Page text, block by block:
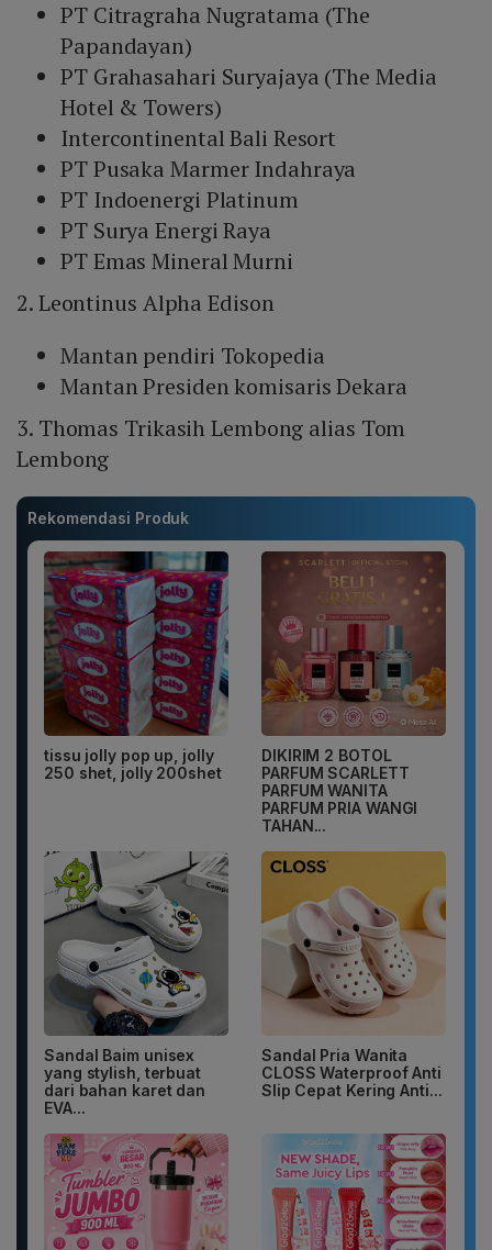
PT Citragraha Nugratama (The
Papandayan)
PT Grahasahari Suryajaya (The Media
Hotel & Towers)
Intercontinental Bali Resort
PT Pusaka Marmer Indahraya
PT Indoenergi Platinum
PT Surya Energi Raya
PT Emas Mineral Murni
2. Leontinus Alpha Edison
Mantan pendiri Tokopedia
Mantan Presiden komisaris Dekara
3. Thomas Trikasih Lembong alias Tom
Lembong
Rekomendasi Produk
tissu jolly pop up, jolly
250 shet, jolly 200shet
DIKIRIM 2 BOTOL
PARFUM SCARLETT
PARFUM WANITA
PARFUM PRIA WANGI
TAHAN...
Sandal Baim unisex
yang stylish, terbuat
dari bahan karet dan
EVA...
Sandal Pria Wanita
CLOSS Waterproof Anti
Slip Cepat Kering Anti...